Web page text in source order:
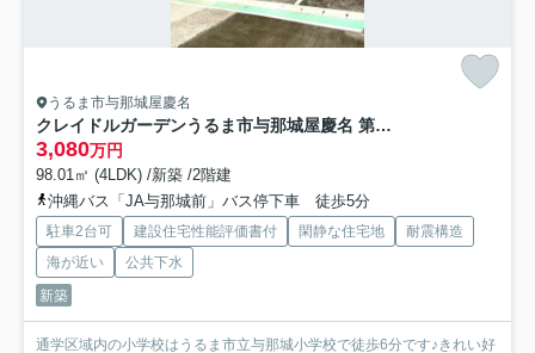
うるま市与那城屋慶名
クレイドルガーデンうるま市与那城屋慶名 第６・４号棟
3,080万円
98.01㎡ (4LDK) /新築 /2階建
沖縄バス「JA与那城前」バス停下車 徒歩5分
駐車2台可 建設住宅性能評価書付 閑静な住宅地
耐震構造
海が近い
公共下水
新築
通学区域内の小学校はうるま市立与那城小学校で徒歩6分です♪きれい好